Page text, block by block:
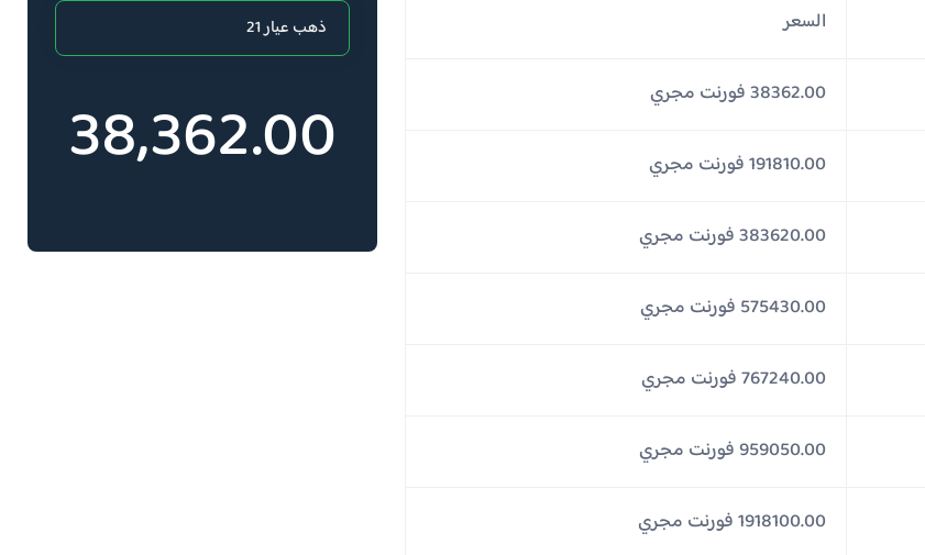
السعر
38362.00 فورنت مجري
191810.00 فورنت مجري
383620.00 فورنت مجري
575430.00 فورنت مجري
767240.00 فورنت مجري
959050.00 فورنت مجري
1918100.00 فورنت مجري
38,362.00